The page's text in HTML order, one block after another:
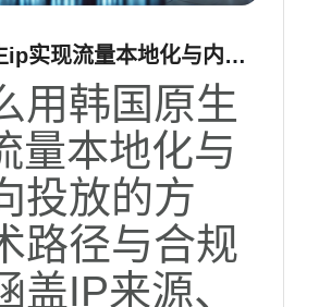
ip实现流量本地化与内容
用韩国原生
量本地化与
投放的方
路径与合规
盖IP来源、